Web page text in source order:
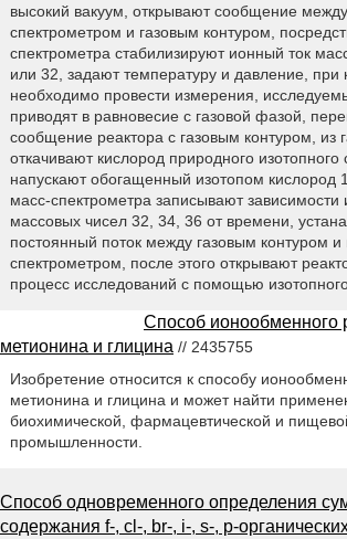
высокий вакуум, открывают сообщение
спектрометром и газовым контуром,
спектрометра стабилизируют ионный ток
или 32, задают температуру и давление, при
необходимо провести измерения,
приводят в равновесие с газовой фазой,
сообщение реактора с газовым контуром, из
откачивают кислород природного изотопного
напускают обогащенный изотопом кислород
масс-спектрометра записывают зависимости
массовых чисел 32, 34, 36 от времени,
постоянный поток между газовым контуром и
спектрометром, после этого открывают
процесс исследований с помощью
Способ ионообменного
метионина и глицина // 2435755
Изобретение относится к способу
метионина и глицина и может найти
биохимической, фармацевтической и
промышленности.
Способ одновременного определения
содержания f-, cl-, br-, i-, s-, p-